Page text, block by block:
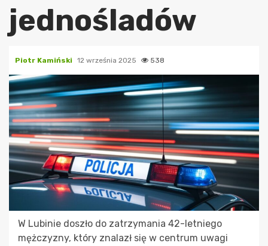
jednośladów
Piotr Kamiński 12 września 2025 538
W Lubinie doszło do zatrzymania 42-letniego
mężczyzny, który znalazł się w centrum uwagi